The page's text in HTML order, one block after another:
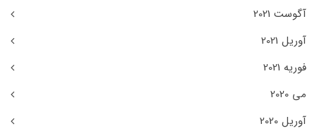
آگوست 2021
آوریل 2021
فوریه 2021
می 2020
آوریل 2020